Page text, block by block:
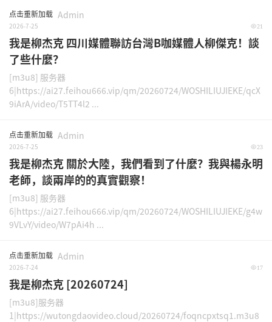
点击重新加载 Admin
2026-7-25 21
我是柳杰克 四川媒體聯訪台灣B咖媒體人柳傑克！談
了些什麼？
[m3u8] 服务器
6|https://ai27.feihou666.vip/qm/20260724/WOSHILIUJIEKE/qcX
9iArA/video/T5TT4l2 ...
点击重新加载 Admin
2026-7-25 23
我是柳杰克 關於大陸，我們看到了什麼？我與楊永明
老師，談兩岸的的真實觀察！
[m3u8] 服务器
6|https://ai27.feihou666.vip/qm/20260724/WOSHILIUJIEKE/g4w
9VLvY/video/W7pAi4h ...
点击重新加载 Admin
2026-7-24 17
我是柳杰克 [20260724]
[m3u8]服务器
1|https://wutongdaovideo.cloud/20260724/foqncpxtsq1.m3u8